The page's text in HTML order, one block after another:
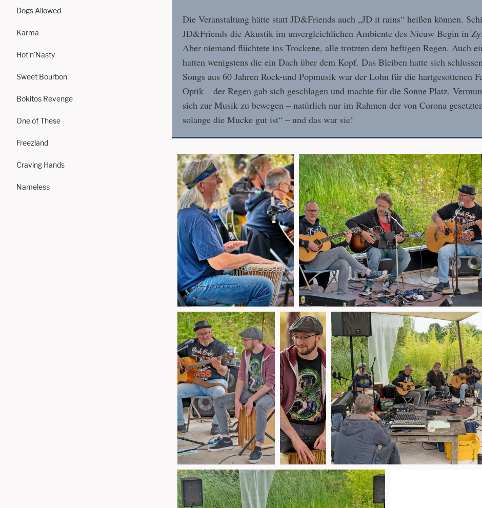
Dogs Allowed
Karma
Hot'n'Nasty
Sweet Bourbon
Bokitos Revenge
One of These
Freezland
Craving Hands
Nameless
Die Veranstaltung hätte statt JD&Friends auch „JD it rains“ heißen können.
JD&Friends die Akustik im unvergleichlichen Ambiente des Nieuw Begin in
Aber niemand flüchtete ins Trockene, alle trotzten dem heftigen Regen. Auch
hatten wenigstens die ein Dach über dem Kopf. Das Bleiben hatte sich
Songs aus 60 Jahren Rock-und Popmusik war der Lohn für die hartgesottenen
Optik – der Regen gab sich geschlagen und machte für die Sonne Platz.
sich zur Musik zu bewegen – natürlich nur im Rahmen der von Corona
solange die Mucke gut ist“ – und das war sie!